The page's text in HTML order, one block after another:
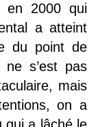
en 2000 qui
a atteint
du point de
s’est pas
mais
on a